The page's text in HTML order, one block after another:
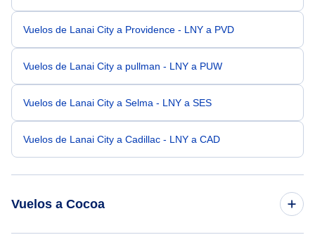
Vuelos de Lanai City a Providence - LNY a PVD
Vuelos de Lanai City a pullman - LNY a PUW
Vuelos de Lanai City a Selma - LNY a SES
Vuelos de Lanai City a Cadillac - LNY a CAD
Vuelos a Cocoa